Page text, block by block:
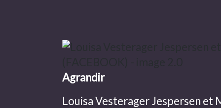
Agrandir
Louisa Vesterager Jespersen et